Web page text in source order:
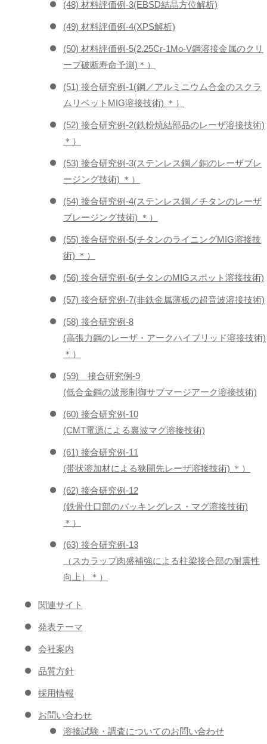
(48) 材料評価例-3(EBSD結晶方位解析)
(49) 材料評価例-4(XPS解析)
(50) 材料評価例-5(2.25Cr-1Mo-V鋼溶接金属のクリ
ープ破断寿命予測)＊）
(51) 接合研究例-1(鋼／アルミニウム合金のスクラ
ムリベットMIG溶接技術) ＊）
(52) 接合研究例-2(鉄粉焼結部品のレーザ溶接技術)
＊）
(53) 接合研究例-3(ステンレス鋼／銅のレーザブレ
ージング技術) ＊）
(54) 接合研究例-4(ステンレス鋼／チタンのレーザ
ブレージング技術) ＊）
(55) 接合研究例-5(チタンのライニングMIG溶接技
術) ＊）
(56) 接合研究例-6(チタンのMIGスポット溶接技術)
(57) 接合研究例-7(非鉄金属薄板の超音波溶接技術)
(58) 接合研究例-8
(高張力鋼のレーザ・アークハイブリッド溶接技術)
＊）
(59) 接合研究例-9
(低合金鋼の波形制御サブマージアーク溶接技術)
(60) 接合研究例-10
(CMT電源による裏波マグ溶接技術)
(61) 接合研究例-11
(帯状溶加材による狭開先レーザ溶接技術) ＊）
(62) 接合研究例-12
(鉄骨仕口部のバッキングレス・マグ溶接技術)
＊）
(63) 接合研究例-13
（スカラップ肉盛補強による柱梁接合部の耐震性
向上）＊）
関連サイト
発表テーマ
会社案内
品質方針
採用情報
お問い合わせ
溶接試験・調査についてのお問い合わせ